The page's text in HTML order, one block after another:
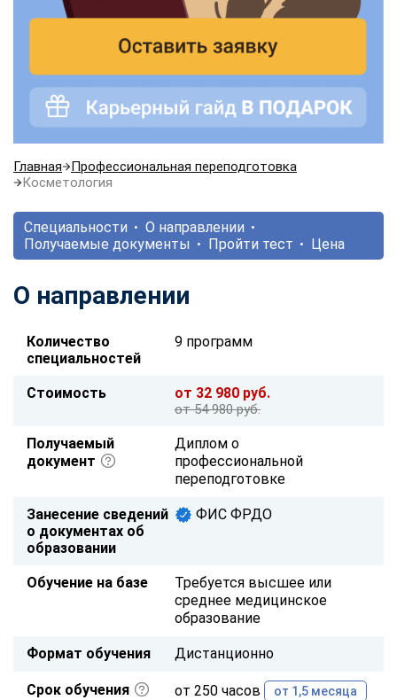
Главная
Профессиональная переподготовка
Косметология
Специальности
О направлении
Получаемые документы
Пройти тест Цена
О направлении
Количество
специальностей
9 программ
Стоимость от 32 980 руб.
от 54 980 руб.
Получаемый
документ
Диплом о
профессиональной
переподготовке
Занесение сведений
о документах об
образовании
ФИС ФРДО
Обучение на базе
Требуется высшее или
среднее медицинское
образование
Формат обучения Дистанционно
Срок обучения от 250 часов от 1,5 месяца